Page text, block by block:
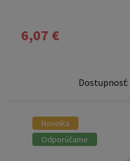
6,07 €
Dostupnosť:
Novinka
Odporúčame